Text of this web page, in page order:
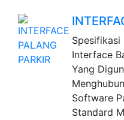
Spesifikasi
Interface
Yang
Software
Standard